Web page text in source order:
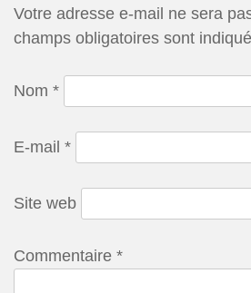
Votre adresse e-mail ne sera
champs obligatoires sont
Nom *
E-mail *
Site web
Commentaire *